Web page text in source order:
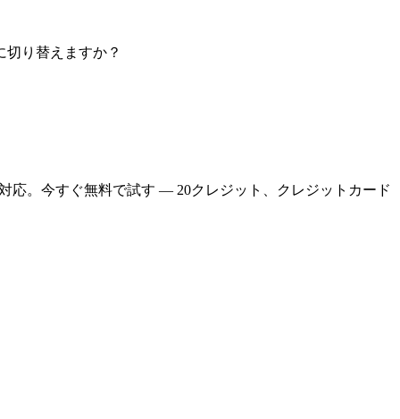
り替えますか？
応。今すぐ無料で試す — 20クレジット、クレジットカード